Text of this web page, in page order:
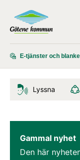
E-tjänster och
Lyssna
Gammal nyhet
Den här